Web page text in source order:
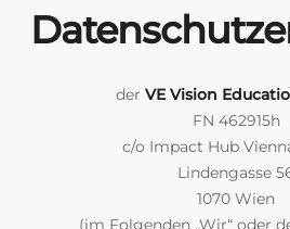
der VE Vision
FN 462915h
c/o Impact Hub
Lindengasse
1070 Wien
(im Folgenden „Wir“ oder